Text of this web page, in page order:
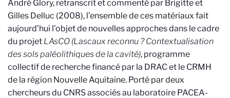
André Glory, retranscrit et commenté par Brigitte et
Gilles Delluc (2008), l’ensemble de ces matériaux fait
aujourd’hui l’objet de nouvelles approches dans le cadre
du projet LAsCO (Lascaux reconnu ? Contextualisation
des sols paléolithiques de la cavité), programme
collectif de recherche financé par la DRAC et le CRMH
de la région Nouvelle Aquitaine. Porté par deux
chercheurs du CNRS associés au laboratoire PACEA-